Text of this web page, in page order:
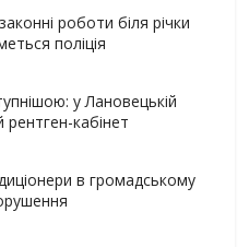
роботи біля річки
поліція
у Лановецькій
рентген-кабінет
в громадському